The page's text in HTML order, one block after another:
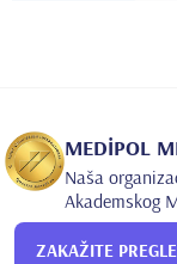
MEDİPOL
Naša
Akademskog
ZAKAŽITE